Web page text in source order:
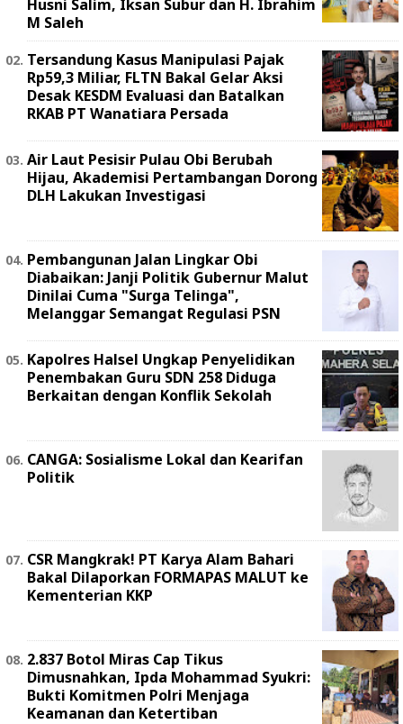
Husni Salim, Iksan Subur dan H. Ibrahim
M Saleh
Tersandung Kasus Manipulasi Pajak
Rp59,3 Miliar, FLTN Bakal Gelar Aksi
Desak KESDM Evaluasi dan Batalkan
RKAB PT Wanatiara Persada ‎
Air Laut Pesisir Pulau Obi Berubah
Hijau, Akademisi Pertambangan Dorong
DLH Lakukan Investigasi
Pembangunan Jalan Lingkar Obi
Diabaikan: Janji Politik Gubernur Malut
Dinilai Cuma "Surga Telinga",
Melanggar Semangat Regulasi PSN ‎
Kapolres Halsel Ungkap Penyelidikan
Penembakan Guru SDN 258 Diduga
Berkaitan dengan Konflik Sekolah
CANGA: Sosialisme Lokal dan Kearifan
Politik
‎CSR Mangkrak! PT Karya Alam Bahari
Bakal Dilaporkan FORMAPAS MALUT ke
Kementerian KKP
2.837 Botol Miras Cap Tikus
Dimusnahkan, Ipda Mohammad Syukri:
Bukti Komitmen Polri Menjaga
Keamanan dan Ketertiban